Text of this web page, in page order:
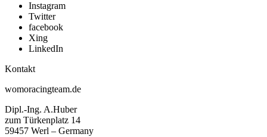
Instagram
Twitter
facebook
Xing
LinkedIn
Kontakt
womoracingteam.de
Dipl.-Ing. A.Huber
zum Türkenplatz 14
59457 Werl – Germany